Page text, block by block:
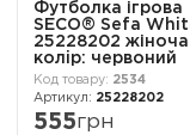
Футболка ігрова
SECO® Sefa
25228202 жіноча
колiр: червоний
2534
25228202
555грн